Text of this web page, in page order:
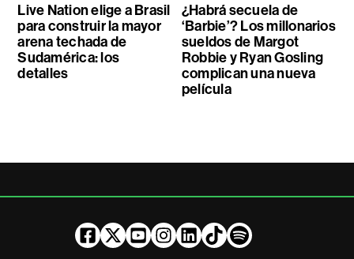
Live Nation elige a Brasil
para construir la mayor
arena techada de
Sudamérica: los
detalles
¿Habrá secuela de
‘Barbie’? Los millonarios
sueldos de Margot
Robbie y Ryan Gosling
complican una nueva
película